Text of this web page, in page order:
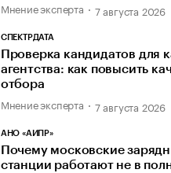
Мнение эксперта 7 августа 2026
СПЕКТРДАТА
Проверка кандидатов для
агентства: как повысить
отбора
Мнение эксперта 7 августа 2026
АНО «АИПР»
Почему московские
станции работают не в